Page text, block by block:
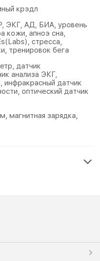
крэдл
ЭКГ, АД, БИА, уровень
кожи, апноэ сна,
стресса,
тренировок бега
датчик
анализа ЭКГ,
инфракрасный датчик
оптический датчик
магнитная зарядка,